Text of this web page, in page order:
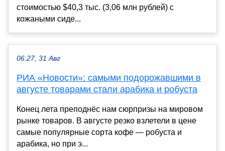
стоимостью $40,3 тыс. (3,06 млн рублей) с
кожаными сиде...
06:27, 31 Авг
РИА «Новости»: самыми подорожавшими в
августе товарами стали арабика и робуста
Конец лета преподнёс нам сюрпризы на мировом
рынке товаров. В августе резко взлетели в цене
самые популярные сорта кофе — робуста и
арабика, но при э...